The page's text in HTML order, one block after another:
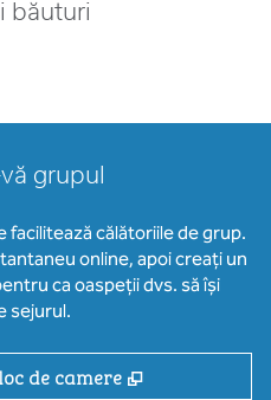
băuturi
grupul
călătoriile de grup.
online, apoi creați un
ca oaspeții dvs. să își
sejurul.
de camere ,